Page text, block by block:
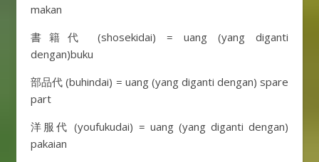
makan
書籍代 (shosekidai) = uang (yang diganti
dengan)buku
部品代 (buhindai) = uang (yang diganti dengan) spare
part
洋服代 (youfukudai) = uang (yang diganti dengan)
pakaian